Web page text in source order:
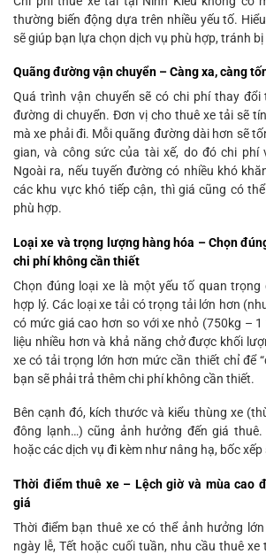
thường biến động dựa trên nhiều yếu tố.
sẽ giúp bạn lựa chọn dịch vụ phù hợp, tránh bị
Quãng đường vận chuyển – Càng xa, càng
Quá trình vận chuyển sẽ có chi phí thay
đường di chuyển. Đơn vị cho thuê xe tải sẽ
mà xe phải đi. Mỗi quãng đường dài hơn sẽ
gian, và công sức của tài xế, do đó chi phí
Ngoài ra, nếu tuyến đường có nhiều khó
các khu vực khó tiếp cận, thì giá cũng có
phù hợp.
Loại xe và trọng lượng hàng hóa – Chọn
chi phí không cần thiết
Chọn đúng loại xe là một yếu tố quan trọng
hợp lý. Các loại xe tải có trọng tải lớn hơn
có mức giá cao hơn so với xe nhỏ (750kg –
liệu nhiều hơn và khả năng chở được khối
xe có tải trọng lớn hơn mức cần thiết chỉ để
bạn sẽ phải trả thêm chi phí không cần thiết.
Bên cạnh đó, kích thước và kiểu thùng xe
đông lạnh…) cũng ảnh hưởng đến giá
hoặc các dịch vụ đi kèm như nâng hạ, bốc
Thời điểm thuê xe – Lệch giờ và mùa cao
giá
Thời điểm bạn thuê xe có thể ảnh hưởng
ngày lễ, Tết hoặc cuối tuần, nhu cầu thuê